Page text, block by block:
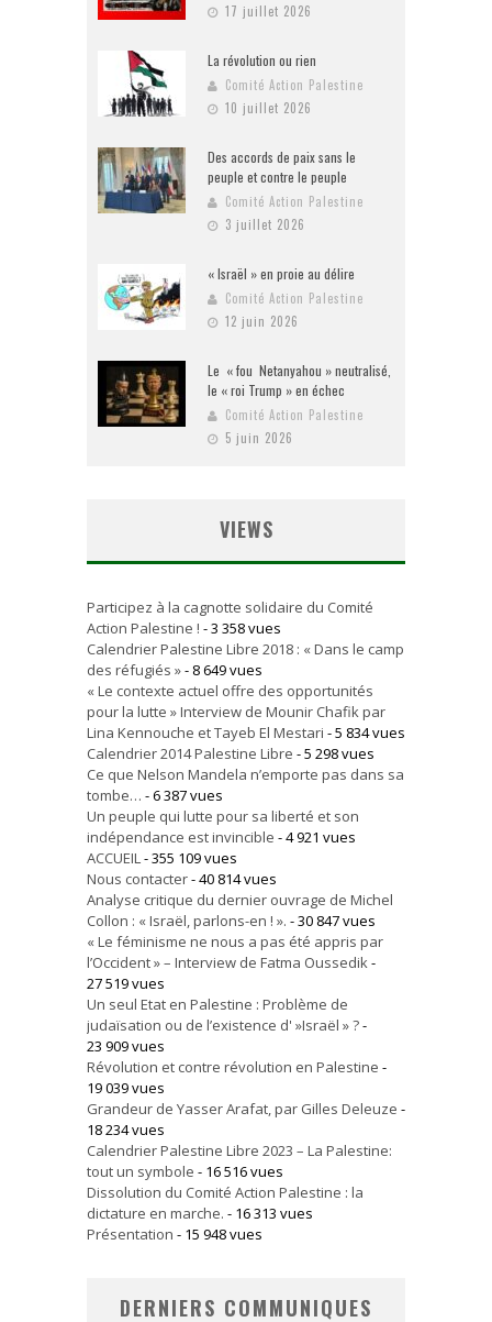
17 juillet 2026
La révolution ou rien
Comité Action Palestine
10 juillet 2026
Des accords de paix sans le
peuple et contre le peuple
Comité Action Palestine
3 juillet 2026
« Israël » en proie au délire
Comité Action Palestine
12 juin 2026
Le « fou Netanyahou » neutralisé,
le « roi Trump » en échec
Comité Action Palestine
5 juin 2026
VIEWS
Participez à la cagnotte solidaire du Comité
Action Palestine ! - 3 358 vues
Calendrier Palestine Libre 2018 : « Dans le camp
des réfugiés »- 8 649 vues
« Le contexte actuel offre des opportunités
pour la lutte » Interview de Mounir Chafik par
Lina Kennouche et Tayeb El Mestari - 5 834 vues
Calendrier 2014 Palestine Libre - 5 298 vues
Ce que Nelson Mandela n’emporte pas dans sa
tombe… - 6 387 vues
Un peuple qui lutte pour sa liberté et son
indépendance est invincible - 4 921 vues
ACCUEIL- 355 109 vues
Nous contacter- 40 814 vues
Analyse critique du dernier ouvrage de Michel
Collon : « Israël, parlons-en ! ». - 30 847 vues
« Le féminisme ne nous a pas été appris par
l’Occident » – Interview de Fatma Oussedik-
27 519 vues
Un seul Etat en Palestine : Problème de
judaïsation ou de l’existence d' »Israël » ?-
23 909 vues
Révolution et contre révolution en Palestine -
19 039 vues
Grandeur de Yasser Arafat, par Gilles Deleuze -
18 234 vues
Calendrier Palestine Libre 2023 – La Palestine:
tout un symbole - 16 516 vues
Dissolution du Comité Action Palestine : la
dictature en marche. - 16 313 vues
Présentation - 15 948 vues
DERNIERS COMMUNIQUES